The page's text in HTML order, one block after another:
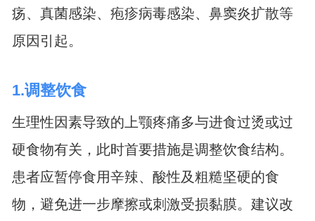
疡、真菌感染、疱疹病毒感染、鼻窦炎扩散等
原因引起。
1.调整饮食
生理性因素导致的上颚疼痛多与进食过烫或过
硬食物有关，此时首要措施是调整饮食结构。
患者应暂停食用辛辣、酸性及粗糙坚硬的食
物，避免进一步摩擦或刺激受损黏膜。建议改